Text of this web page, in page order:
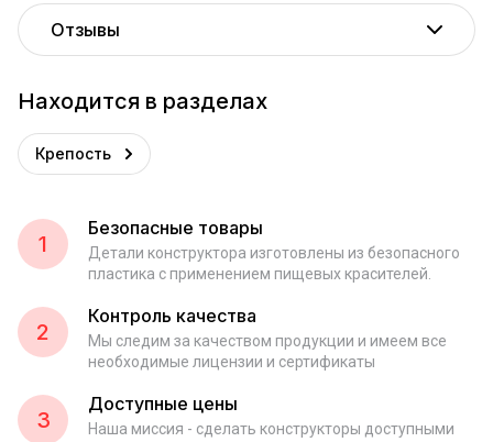
Отзывы
Находится в разделах
Крепость
1
Безопасные товары
Детали конструктора изготовлены из безопасного
пластика с применением пищевых красителей.
2
Контроль качества
Мы следим за качеством продукции и имеем все
необходимые лицензии и сертификаты
3
Доступные цены
Наша миссия - сделать конструкторы доступными